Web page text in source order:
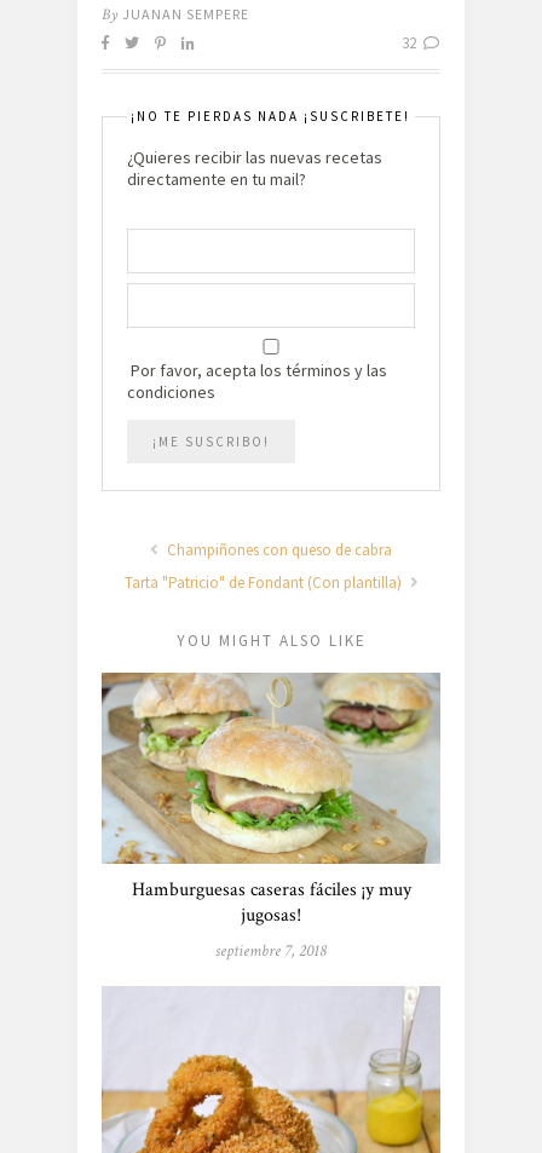
By JUANAN SEMPERE
32
¡NO TE PIERDAS NADA ¡SUSCRIBETE!
¿Quieres recibir las nuevas recetas
directamente en tu mail?
Por favor, acepta los términos y las
condiciones
Champiñones con queso de cabra
Tarta "Patricio" de Fondant (Con plantilla)
YOU MIGHT ALSO LIKE
Hamburguesas caseras fáciles ¡y muy
jugosas!
septiembre 7, 2018